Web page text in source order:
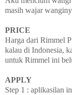
masih wajar
PRICE
Harga dari Rimmel
kalau di Indonesia,
untuk Rimmel ini
APPLY
Step 1 : aplikasilan